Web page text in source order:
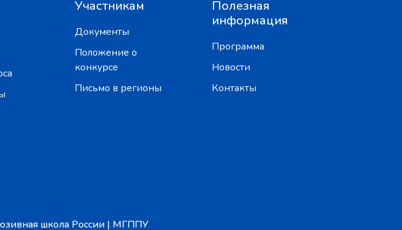
Участникам
Документы
Положение о
конкурсе
Письмо в регионы
Полезная
информация
Программа
Новости
Контакты
школа России | МГППУ